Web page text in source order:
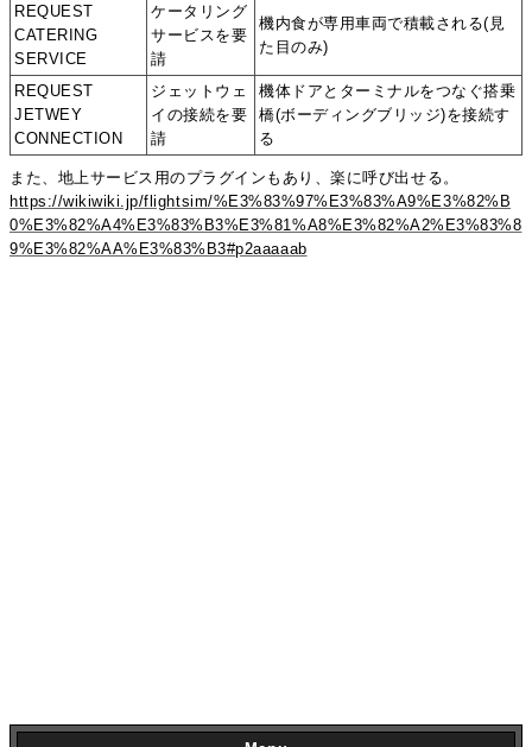
REQUEST
CATERING
SERVICE
ケータリング
サービスを要
請
機内食が専用車両で積載される(見
た目のみ)
REQUEST
JETWEY
CONNECTION
ジェットウェ
イの接続を要
請
機体ドアとターミナルをつなぐ搭乗
橋(ボーディングブリッジ)を接続す
る
また、地上サービス用のプラグインもあり、楽に呼び出せる。
https://wikiwiki.jp/flightsim/%E3%83%97%E3%83%A9%E3%82%B
0%E3%82%A4%E3%83%B3%E3%81%A8%E3%82%A2%E3%83%8
9%E3%82%AA%E3%83%B3#p2aaaaab